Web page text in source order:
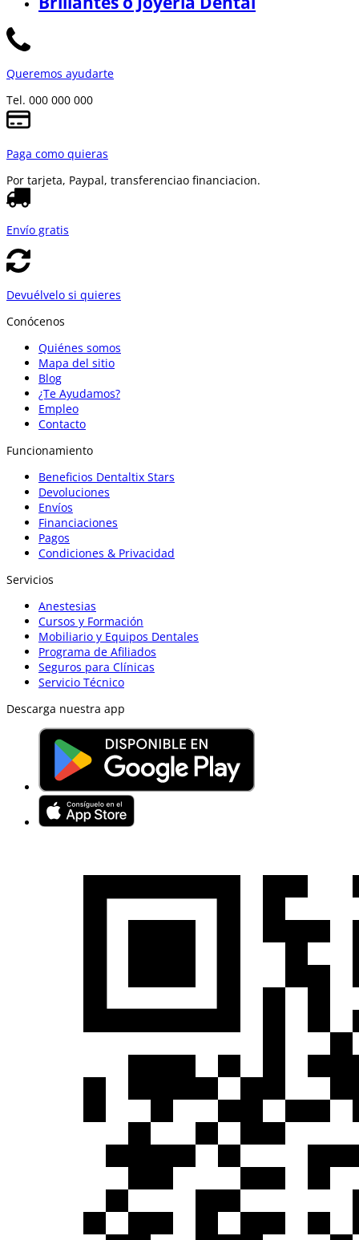
Queremos ayudarte
Tel. 000 000 000
Paga como quieras
Por tarjeta, Paypal, transferenciao financiacion.
Envío gratis
Devuélvelo si quieres
Conócenos
Quiénes somos
Mapa del sitio
Blog
¿Te Ayudamos?
Empleo
Contacto
Funcionamiento
Beneficios Dentaltix Stars
Devoluciones
Envíos
Financiaciones
Pagos
Condiciones & Privacidad
Servicios
Anestesias
Cursos y Formación
Mobiliario y Equipos Dentales
Programa de Afiliados
Seguros para Clínicas
Servicio Técnico
Descarga nuestra app